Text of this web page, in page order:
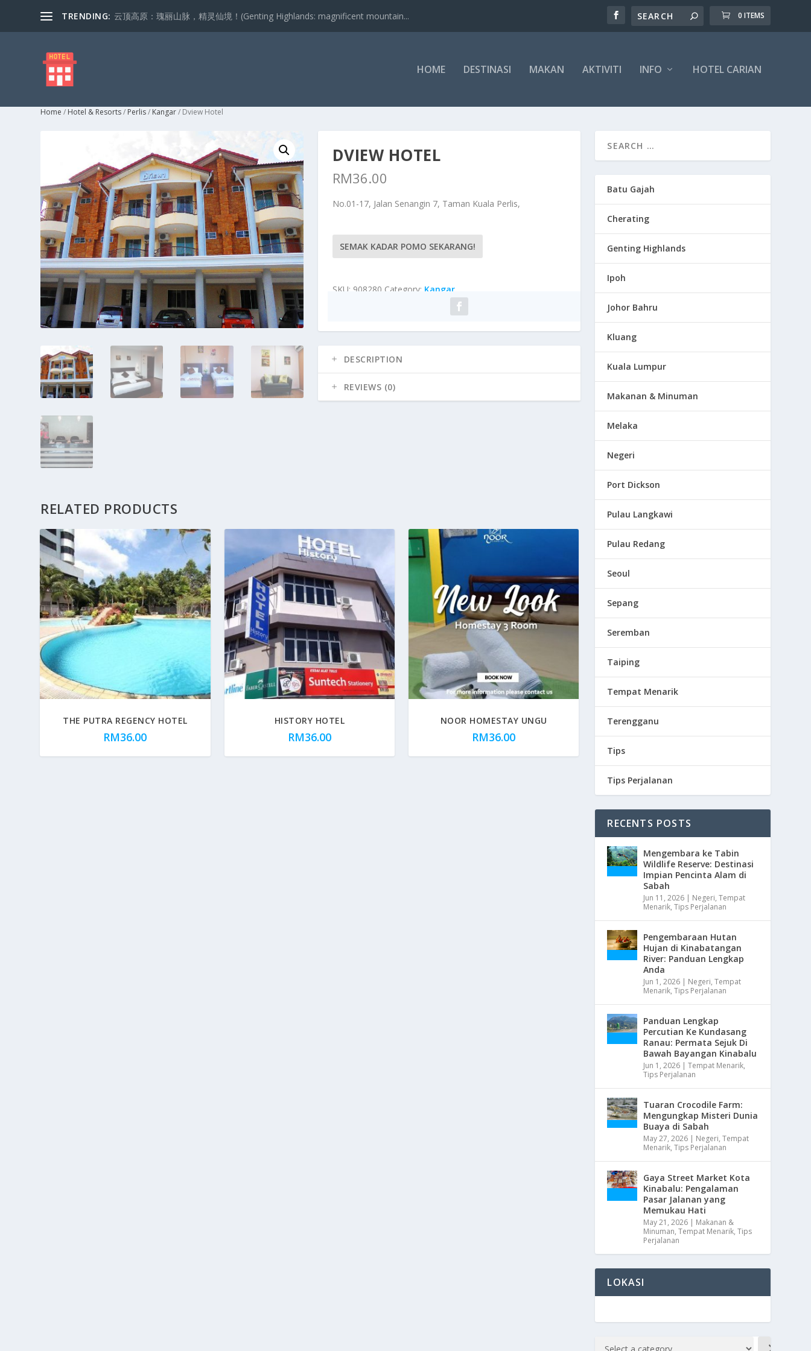
TRENDING: 云顶高原：瑰丽山脉，精灵仙境！(Genting Highlands: magnificent mountain... 0 ITEMS
HOME DESTINASI MAKAN AKTIVITI INFO HOTEL CARIAN
Home / Hotel & Resorts/ Perlis/ Kangar/ Dview Hotel
DVIEW HOTEL
RM36.00
No.01-17, Jalan Senangin 7, Taman Kuala Perlis,
SEMAK KADAR POMO SEKARANG!
SKU: 908280 Category: Kangar
DESCRIPTION
REVIEWS (0)
RELATED PRODUCTS
THE PUTRA REGENCY HOTEL
RM36.00
HISTORY HOTEL
RM36.00
NOOR HOMESTAY UNGU
RM36.00
Batu Gajah
Cherating
Genting Highlands
Ipoh
Johor Bahru
Kluang
Kuala Lumpur
Makanan & Minuman
Melaka
Negeri
Port Dickson
Pulau Langkawi
Pulau Redang
Seoul
Sepang
Seremban
Taiping
Tempat Menarik
Terengganu
Tips
Tips Perjalanan
RECENTS POSTS
Mengembara ke Tabin
Wildlife Reserve: Destinasi
Impian Pencinta Alam di
Sabah
Jun 11, 2026 | Negeri,Tempat
Menarik,Tips Perjalanan
Pengembaraan Hutan
Hujan di Kinabatangan
River: Panduan Lengkap
Anda
Jun 1, 2026 | Negeri,Tempat
Menarik,Tips Perjalanan
Panduan Lengkap
Percutian Ke Kundasang
Ranau: Permata Sejuk Di
Bawah Bayangan Kinabalu
Jun 1, 2026 |Tempat Menarik,
Tips Perjalanan
Tuaran Crocodile Farm:
Mengungkap Misteri Dunia
Buaya di Sabah
May 27, 2026 | Negeri,Tempat
Menarik,Tips Perjalanan
Gaya Street Market Kota
Kinabalu: Pengalaman
Pasar Jalanan yang
Memukau Hati
May 21, 2026 | Makanan &
Minuman,Tempat Menarik,Tips
Perjalanan
LOKASI